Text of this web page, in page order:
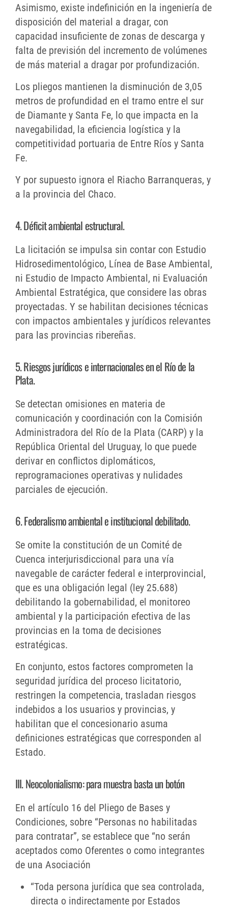
Asimismo, existe indefinición en la ingeniería de
disposición del material a dragar, con
capacidad insuficiente de zonas de descarga y
falta de previsión del incremento de volúmenes
de más material a dragar por profundización.
Los pliegos mantienen la disminución de 3,05
metros de profundidad en el tramo entre el sur
de Diamante y Santa Fe, lo que impacta en la
navegabilidad, la eficiencia logística y la
competitividad portuaria de Entre Ríos y Santa
Fe.
Y por supuesto ignora el Riacho Barranqueras, y
a la provincia del Chaco.
4. Déficit ambiental estructural.
La licitación se impulsa sin contar con Estudio
Hidrosedimentológico, Línea de Base Ambiental,
ni Estudio de Impacto Ambiental, ni Evaluación
Ambiental Estratégica, que considere las obras
proyectadas. Y se habilitan decisiones técnicas
con impactos ambientales y jurídicos relevantes
para las provincias ribereñas.
5. Riesgos jurídicos e internacionales en el Río de la
Plata.
Se detectan omisiones en materia de
comunicación y coordinación con la Comisión
Administradora del Río de la Plata (CARP) y la
República Oriental del Uruguay, lo que puede
derivar en conflictos diplomáticos,
reprogramaciones operativas y nulidades
parciales de ejecución.
6. Federalismo ambiental e institucional debilitado.
Se omite la constitución de un Comité de
Cuenca interjurisdiccional para una vía
navegable de carácter federal e interprovincial,
que es una obligación legal (ley 25.688)
debilitando la gobernabilidad, el monitoreo
ambiental y la participación efectiva de las
provincias en la toma de decisiones
estratégicas.
En conjunto, estos factores comprometen la
seguridad jurídica del proceso licitatorio,
restringen la competencia, trasladan riesgos
indebidos a los usuarios y provincias, y
habilitan que el concesionario asuma
definiciones estratégicas que corresponden al
Estado.
III. Neocolonialismo: para muestra basta un botón
En el artículo 16 del Pliego de Bases y
Condiciones, sobre “Personas no habilitadas
para contratar”, se establece que “no serán
aceptados como Oferentes o como integrantes
de una Asociación
“Toda persona jurídica que sea controlada,
directa o indirectamente por Estados